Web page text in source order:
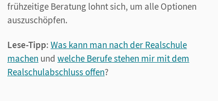
frühzeitige Beratung lohnt sich, um alle Optionen
auszuschöpfen.
Lese-Tipp: Was kann man nach der Realschule
machen und welche Berufe stehen mir mit dem
Realschulabschluss offen?